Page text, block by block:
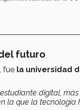
futuro
fue la universidad
digital,
la que la tecnología